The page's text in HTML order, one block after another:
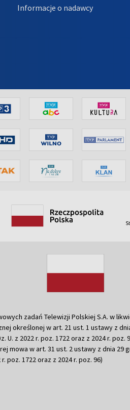
Informacje o nadawcy
zadań Telewizji Polskiej S.A. w
określonej w art. 21 ust. 1 ustawy z
U. z 2022 r. poz. 1722 oraz z 2024 r.
mowa w art. 31 ust. 2 ustawy z dnia 29
poz. 1722 oraz z 2024 r. poz. 96)